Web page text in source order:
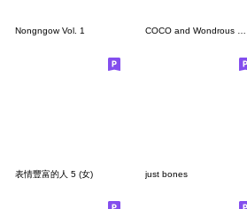
Nongngow Vol. 1 COCO and Wondrous Gang 15
表情豐富的人 5 (女) just bones